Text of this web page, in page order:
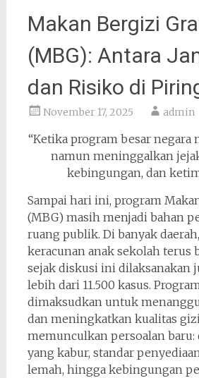
Makan Bergizi
(MBG): Antara
dan Risiko di
November 17, 2025 admin
“Ketika program besar negara
namun meninggalkan
kebingungan, dan
Sampai hari ini, program
(MBG) masih menjadi bahan
ruang publik. Di banyak
keracunan anak sekolah terus
sejak diskusi ini dilaksanakan
lebih dari 11.500 kasus.
dimaksudkan untuk
dan meningkatkan kualitas
memunculkan persoalan baru:
yang kabur, standar
lemah, hingga kebingungan